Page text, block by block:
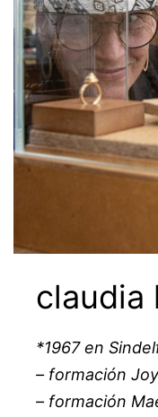
claudia
*1967 en
– formación
– formación